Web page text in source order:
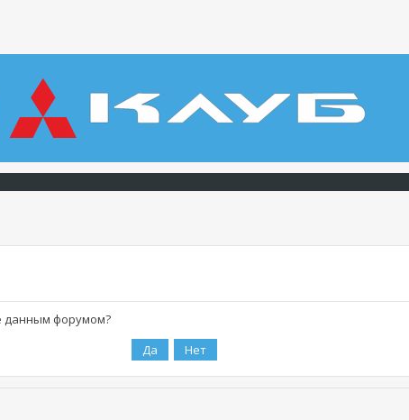
данным форумом?